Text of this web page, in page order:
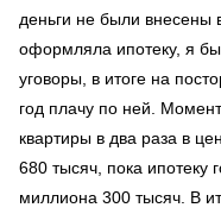
деньги не были внесены
оформляла ипотеку, я
уговоры, в итоге на
год плачу по ней.
квартиры в два раза в
680 тысяч, пока ипотеку
миллиона 300 тысяч. В